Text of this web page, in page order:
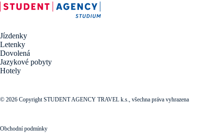
Jízdenky
Letenky
Dovolená
Jazykové pobyty
Hotely
© 2026 Copyright STUDENT AGENCY TRAVEL k.s., všechna práva vyhrazena
Obchodní podmínky